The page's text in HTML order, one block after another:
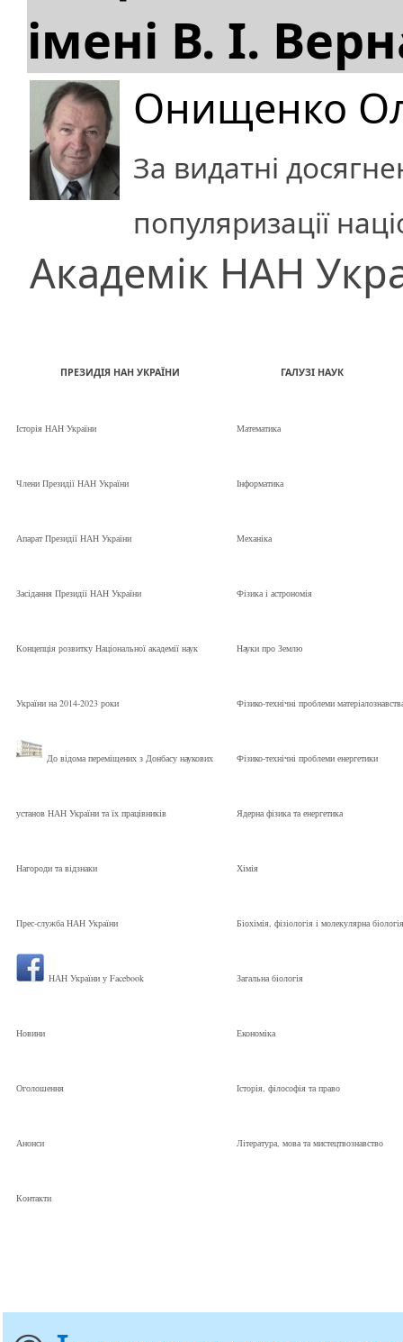
імені В. І.
Онищенко
За видатні
популяризації
Академік НАН
ПРЕЗИДІЯ НАН УКРАЇНИ
Історія НАН України
Члени Президії НАН України
Апарат Президії НАН України
Засідання Президії НАН України
Концепція розвитку Національної академії наук
України на 2014-2023 роки
До відома переміщених з Донбасу наукових
установ НАН України та їх працівників
Нагороди та відзнаки
Прес-служба НАН України
НАН України у Facebook
Новини
Оголошення
Анонси
Контакти
ГАЛУЗІ НАУК
Математика
Інформатика
Механіка
Фізика і астрономія
Науки про Землю
Фізико-технічні проблеми
Фізико-технічні проблеми енергетики
Ядерна фізика та енергетика
Хімія
Біохімія, фізіологія і молекулярна біологія
Загальна біологія
Економіка
Історія, філософія та право
Література, мова та мистецтвознавство